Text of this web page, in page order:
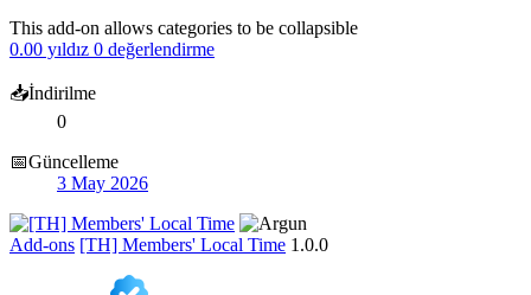
This add-on allows categories to be collapsible
0.00 yıldız 0 değerlendirme
📥İndirilme
0
📅Güncelleme
3 May 2026
Add-ons [TH] Members' Local Time 1.0.0